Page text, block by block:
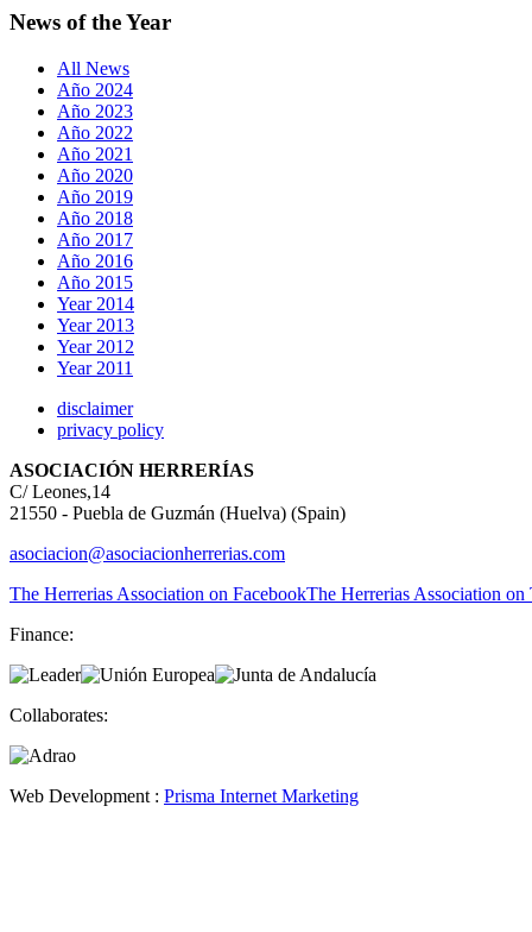
News of the Year
All News
Año 2024
Año 2023
Año 2022
Año 2021
Año 2020
Año 2019
Año 2018
Año 2017
Año 2016
Año 2015
Year 2014
Year 2013
Year 2012
Year 2011
disclaimer
privacy policy
ASOCIACIÓN HERRERÍAS
C/ Leones,14
21550 - Puebla de Guzmán (Huelva) (Spain)
asociacion@asociacionherrerias.com
The Herrerias Association on FacebookThe Herrerias Association on
Finance:
Collaborates:
Web Development : Prisma Internet Marketing